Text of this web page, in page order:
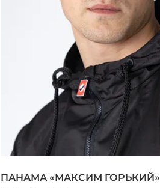
ПАНАМА «МАКСИМ ГОРЬКИЙ»